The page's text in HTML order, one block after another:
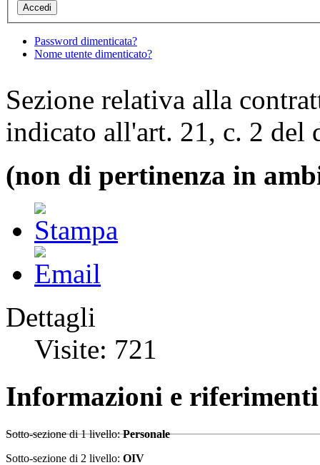
Password dimenticata?
Nome utente dimenticato?
Sezione relativa alla
indicato all'art. 21, c. 2 del
(non di pertinenza in
Dettagli
Visite: 721
Informazioni e
Sotto-sezione di 1 livello:Personale
Sotto-sezione di 2 livello: OIV